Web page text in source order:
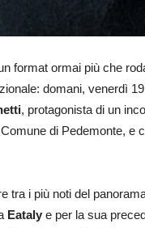
format ormai più che
domani, venerdì
, protagonista di un
di Pedemonte, e
tra i più noti del
Eataly e per la sua